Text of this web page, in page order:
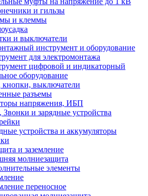
и гильзы
и клеммы
и выключатели
инструмент и оборудование
для электромонтажа
цифровой и индикаторный
оборудование
выключатели
разъемы
напряжения, ИБП
Звонки и зарядные устройства
устройства и аккумуляторы
и заземление
молниезащита
элементы
переносное